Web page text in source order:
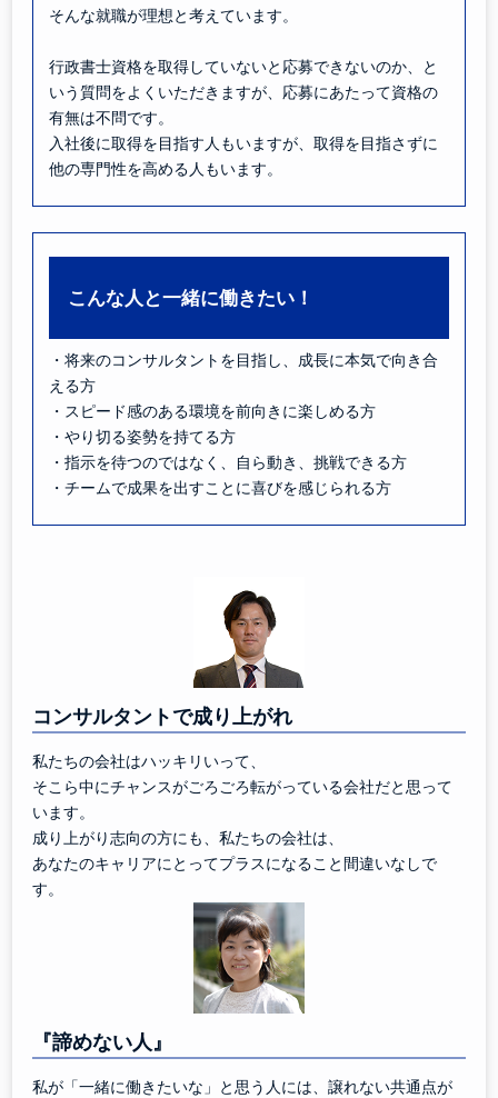
そんな就職が理想と考えています。
行政書士資格を取得していないと応募できないのか、と
いう質問をよくいただきますが、応募にあたって資格の
有無は不問です。
入社後に取得を目指す人もいますが、取得を目指さずに
他の専門性を高める人もいます。
こんな人と一緒に働きたい！
・将来のコンサルタントを目指し、成長に本気で向き合
える方
・スピード感のある環境を前向きに楽しめる方
・やり切る姿勢を持てる方
・指示を待つのではなく、自ら動き、挑戦できる方
・チームで成果を出すことに喜びを感じられる方
コンサルタントで成り上がれ
私たちの会社はハッキリいって、
そこら中にチャンスがごろごろ転がっている会社だと思って
います。
成り上がり志向の方にも、私たちの会社は、
あなたのキャリアにとってプラスになること間違いなしで
す。
『諦めない人』
私が「一緒に働きたいな」と思う人には、譲れない共通点が